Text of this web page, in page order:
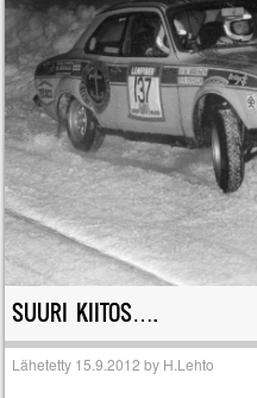
SUURI KIITOS….
Lähetetty 15.9.2012 by H.Lehto